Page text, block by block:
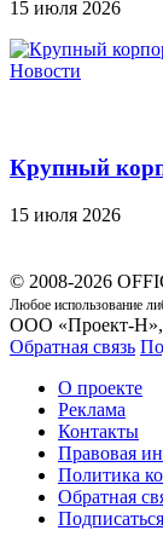
15 июля 2026
Новости
Крупный
15 июля 2026
© 2008-2026
Любое использование
ООО «Проект-
Обратная связь
О проекте
Реклама
Контакты
Правовая
Политика
Обратная